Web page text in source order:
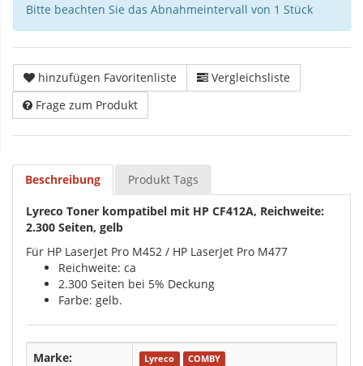
Bitte beachten Sie das Abnahmeintervall von 1 Stück
hinzufügen Favoritenliste
Vergleichsliste
Frage zum Produkt
Beschreibung Produkt Tags
Lyreco Toner kompatibel mit HP CF412A, Reichweite:
2.300 Seiten, gelb
Für HP LaserJet Pro M452 / HP LaserJet Pro M477
Reichweite: ca
2.300 Seiten bei 5% Deckung
Farbe: gelb.
Marke: Lyreco COMBY